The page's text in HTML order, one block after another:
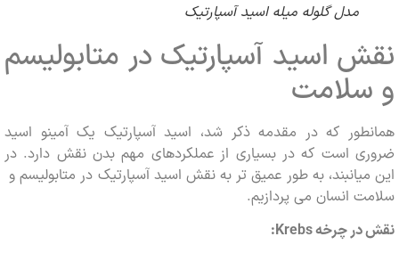
مدل گلوله میله اسید آسپارتیک
اسید آسپارتیک در متابولیسم
که در مقدمه ذکر شد، اسید آسپارتیک یک آمینو اسید
است که در بسیاری از عملکردهای مهم بدن نقش دارد. در
به طور عمیق تر به نقش اسید آسپارتیک در متابولیسم و
انسان می پردازیم.
چرخهKrebs
: